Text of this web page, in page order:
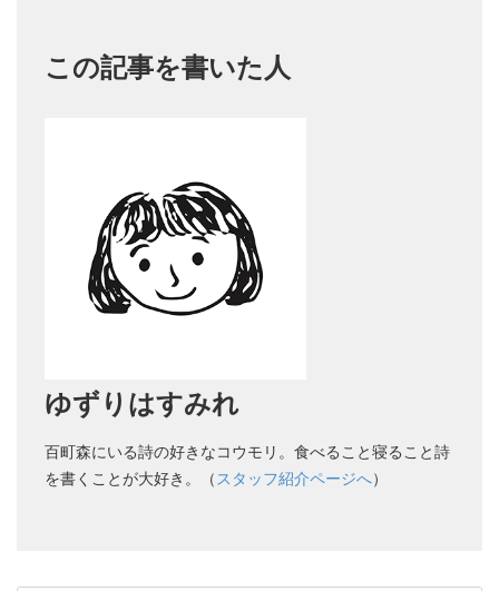
この記事を書いた人
ゆずりはすみれ
百町森にいる詩の好きなコウモリ。食べること寝ること詩
を書くことが大好き。（ スタッフ紹介ページへ）